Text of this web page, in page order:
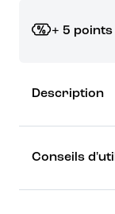
+ 5
rêver !
Découvrez les
Description
Conseils